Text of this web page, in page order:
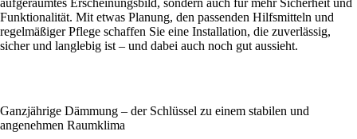
Funktionalität. Mit etwas Planung, den passenden Hilfsmitteln und
regelmäßiger Pflege schaffen Sie eine Installation, die zuverlässig,
sicher und langlebig ist – und dabei auch noch gut aussieht.
Ganzjährige Dämmung – der Schlüssel zu einem stabilen und
angenehmen Raumklima